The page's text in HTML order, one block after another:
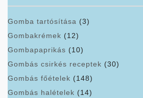
Gomba tartósítása (3)
Gombakrémek (12)
Gombapaprikás (10)
Gombás csirkés receptek (30)
Gombás főételek (148)
Gombás halételek (14)